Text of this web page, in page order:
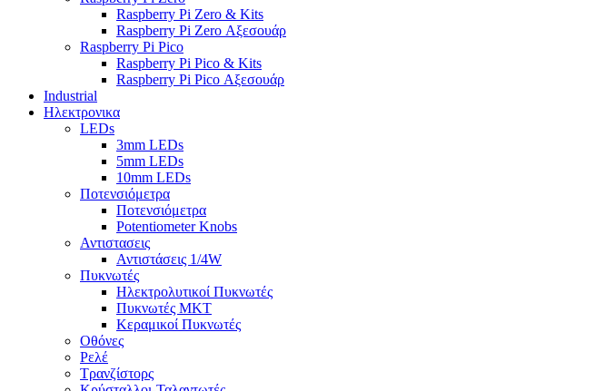
Raspberry Pi Zero & Kits
Raspberry Pi Zero Αξεσουάρ
Raspberry Pi Pico
Raspberry Pi Pico & Kits
Raspberry Pi Pico Αξεσουάρ
Industrial
Ηλεκτρονικα
LEDs
3mm LEDs
5mm LEDs
10mm LEDs
Ποτενσιόμετρα
Ποτενσιόμετρα
Potentiometer Knobs
Αντιστασεις
Αντιστάσεις 1/4W
Πυκνωτές
Ηλεκτρολυτικοί Πυκνωτές
Πυκνωτές MKT
Κεραμικοί Πυκνωτές
Οθόνες
Ρελέ
Τρανζίστορς